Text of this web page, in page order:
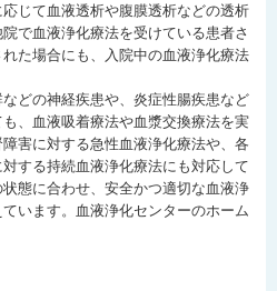
じて血液透析や腹膜透析などの透析
で血液浄化療法を受けている患者さ
た場合にも、入院中の血液浄化療法
どの神経疾患や、炎症性腸疾患など
、血液吸着療法や血漿交換療法を実
害に対する急性血液浄化療法や、各
する持続血液浄化療法にも対応して
態に合わせ、安全かつ適切な血液浄
います。血液浄化センターのホーム